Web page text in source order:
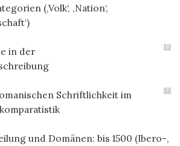
(‚Volk‘, ‚Nation‘,
6
in der
7
Schriftlichkeit im
und Domänen: bis 1500 (Ibero-,